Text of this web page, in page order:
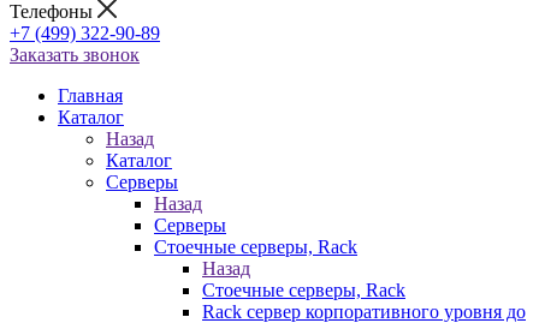
Телефоны
+7 (499) 322-90-89
Заказать звонок
Главная
Каталог
Назад
Каталог
Серверы
Назад
Серверы
Стоечные серверы, Rack
Назад
Стоечные серверы, Rack
Rack сервер корпоративного уровня до